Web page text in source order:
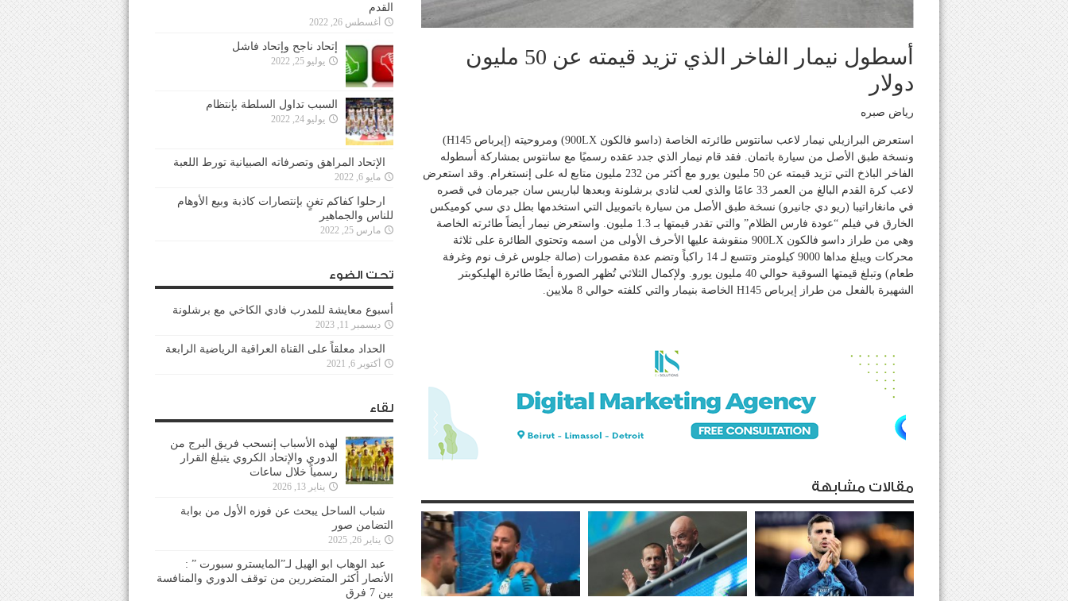
أسطول نيمار الفاخر الذي تزيد قيمته عن 50 مليون
دولار
رياض صبره
استعرض البرازيلي نيمار لاعب سانتوس طائرته الخاصة (داسو فالكون 900LX) ومروحيته (إيرباص H145)
ونسخة طبق الأصل من سيارة باتمان. فقد قام نيمار الذي جدد عقده رسميًا مع سانتوس بمشاركة أسطوله
الفاخر الباذخ التي تزيد قيمته عن 50 مليون يورو مع أكثر من 232 مليون متابع له على إنستغرام. وقد استعرض
لاعب كرة القدم البالغ من العمر 33 عامًا والذي لعب لنادي برشلونة وبعدها لباريس سان جيرمان في قصره
في مانغاراتيبا (ريو دي جانيرو) نسخة طبق الأصل من سيارة باتموبيل التي استخدمها بطل دي سي كوميكس
الخارق في فيلم “عودة فارس الظلام” والتي تقدر قيمتها بـ 1.3 مليون. واستعرض نيمار أيضاً طائرته الخاصة
وهي من طراز داسو فالكون 900LX منقوشة عليها الأحرف الأولى من اسمه وتحتوي الطائرة على ثلاثة
محركات ويبلغ مداها 9000 كيلومتر وتتسع لـ 14 راكباً وتضم عدة مقصورات (صالة جلوس غرف نوم وغرفة
طعام) وتبلغ قيمتها السوقية حوالي 40 مليون يورو. ولإكمال الثلاثي تُظهر الصورة أيضًا طائرة الهليكوبتر
الشهيرة بالفعل من طراز إيرباص H145 الخاصة بنيمار والتي كلفته حوالي 8 ملايين.
مقالات مشابهة
القدم
أغسطس 26, 2022
إتحاد ناجح وإتحاد فاشل
يوليو 25, 2022
السبب تداول السلطة بإنتظام
يوليو 24, 2022
الإتحاد المراهق وتصرفاته الصبيانية تورط اللعبة
مايو 6, 2022
ارحلوا كفاكم تغنٍ بإنتصارات كاذبة وبيع الأوهام
للناس والجماهير
مارس 25, 2022
تحت الضوء
أسبوع معايشة للمدرب فادي الكاخي مع برشلونة
ديسمبر 11, 2023
الحداد معلقاً على القناة العراقية الرياضية الرابعة
أكتوبر 6, 2021
لقاء
لهذه الأسباب إنسحب فريق البرج من
الدوري والإتحاد الكروي يتبلغ القرار
رسمياً خلال ساعات
يناير 13, 2026
شباب الساحل يبحث عن فوزه الأول من بوابة
التضامن صور
يناير 26, 2025
عبد الوهاب ابو الهيل لـ”المايسترو سبورت ” :
الأنصار أكثر المتضررين من توقف الدوري والمنافسة
بين 7 فرق